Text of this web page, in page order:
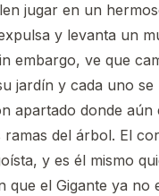
jugar en un
y levanta un
embargo, ve que
jardín y cada uno
apartado donde
del árbol. El
y es él mismo
que el Gigante ya